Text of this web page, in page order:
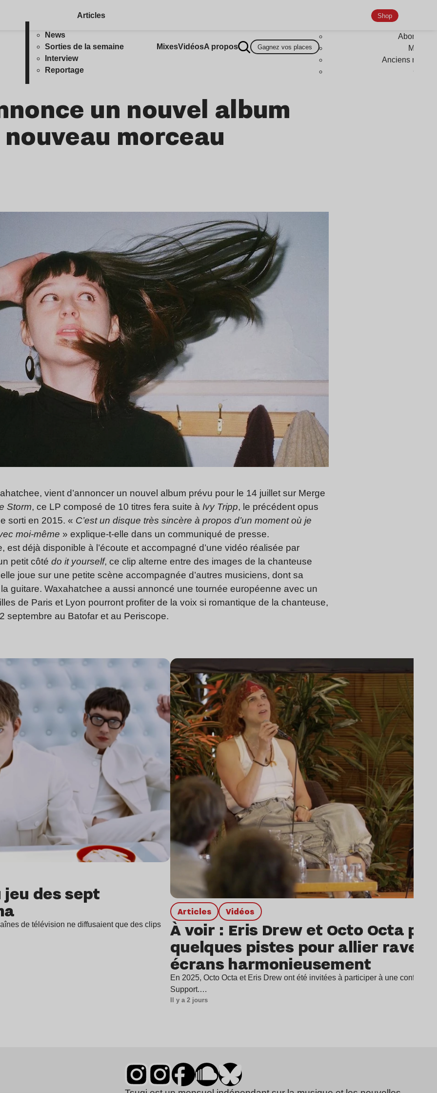
Articles
News
Sorties de la semaine
Interview
Reportage
MixesVidéosA propos Gagnez vos places
Shop
Anciens
un nouvel album
morceau
vient d’annoncer un nouvel album prévu pour le 14 juillet sur Merge
Storm, ce LP composé de 10 titres fera suite à Ivy Tripp, le précédent opus
sorti en 2015. « C’est un disque très sincère à propos d’un moment où je
moi-même » explique-t-elle dans un communiqué de presse.
est déjà disponible à l’écoute et accompagné d’une vidéo réalisée par
petit côté do it yourself, ce clip alterne entre des images de la chanteuse
joue sur une petite scène accompagnée d’autres musiciens, dont sa
guitare. Waxahatchee a aussi annoncé une tournée européenne avec un
de Paris et Lyon pourront profiter de la voix si romantique de la chanteuse,
septembre au Batofar et au Periscope.
des sept
de télévision ne diffusaient que des clips
Articles Vidéos
À voir : Eris Drew et Octo Octa
quelques pistes pour allier rave
écrans harmonieusement
En 2025, Octo Octa et Eris Drew ont été invitées à participer à une
Support.…
Il y a 2 jours
Lire l’article